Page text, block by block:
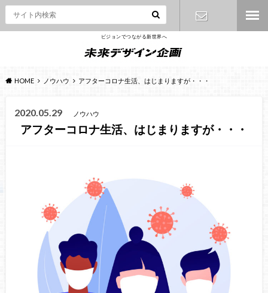
ビジョンでつながる新世界へ
HOME ノウハウ アフターコロナ生活、はじまりますが・・・
2020.05.29 ノウハウ
アフターコロナ生活、はじまりますが・・・